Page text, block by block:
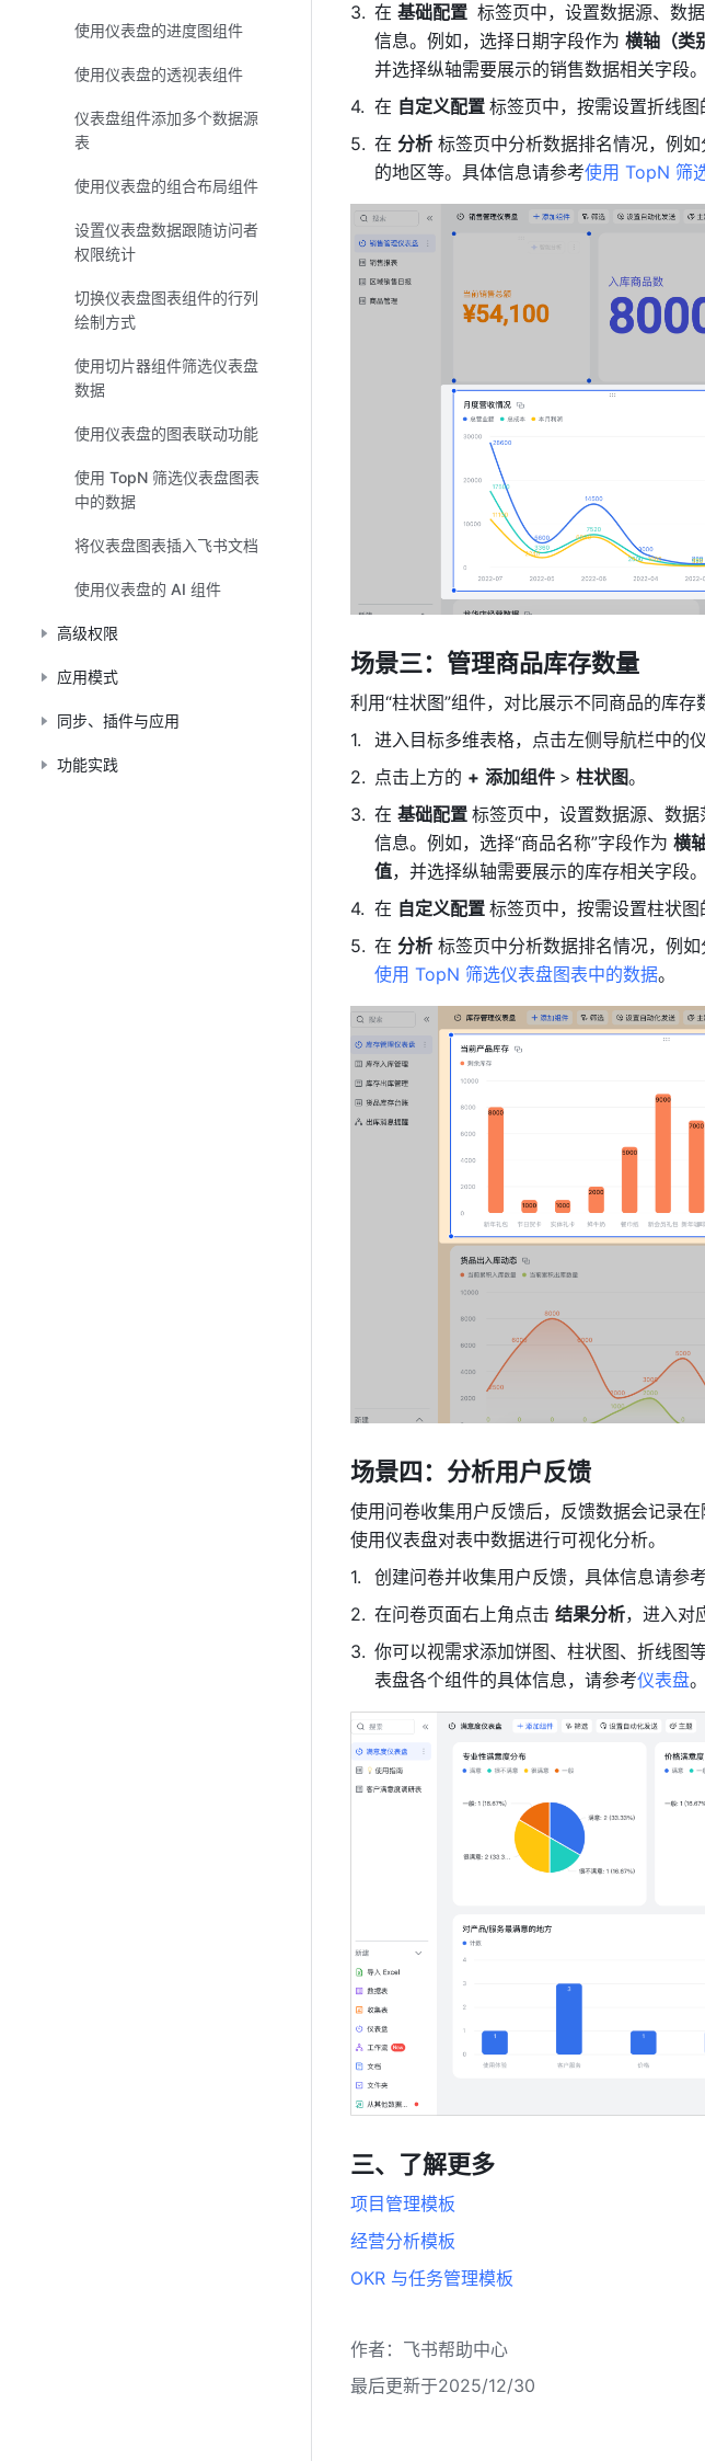
使用仪表盘的进度图组件
使用仪表盘的透视表组件
仪表盘组件添加多个数据源
表
使用仪表盘的组合布局组件
设置仪表盘数据跟随访问者
权限统计
切换仪表盘图表组件的行列
绘制方式
使用切片器组件筛选仪表盘
数据
使用仪表盘的图表联动功能
使用 TopN 筛选仪表盘图表
中的数据
将仪表盘图表插入飞书文档
使用仪表盘的 AI 组件
高级权限
应用模式
同步、插件与应用
功能实践
在 基础配置 标签页中，设置数据源、数
信息。例如，选择日期字段作为 横轴（类
并选择纵轴需要展示的销售数据相关字段。
在 自定义配置 标签页中，按需设置折线图
在 分析 标签页中分析数据排名情况，例
的地区等。具体信息请参考使用 TopN 筛
场景三：管理商品库存数量
利用“柱状图”组件，对比展示不同商品的库存
进入目标多维表格，点击左侧导航栏中的仪
点击上方的 + 添加组件 > 柱状图。
在 基础配置 标签页中，设置数据源、数
信息。例如，选择“商品名称”字段作为 横
值，并选择纵轴需要展示的库存相关字段。
在 自定义配置 标签页中，按需设置柱状图
在 分析 标签页中分析数据排名情况，例
使用 TopN 筛选仪表盘图表中的数据。
场景四：分析用户反馈
使用问卷收集用户反馈后，反馈数据会记录
使用仪表盘对表中数据进行可视化分析。
创建问卷并收集用户反馈，具体信息请参考
在问卷页面右上角点击 结果分析，进入对
你可以视需求添加饼图、柱状图、折线图
表盘各个组件的具体信息，请参考仪表盘。
三、了解更多
项目管理模板
经营分析模板
OKR 与任务管理模板
作者 ： 飞书帮助中心
最后更新于2025/12/30